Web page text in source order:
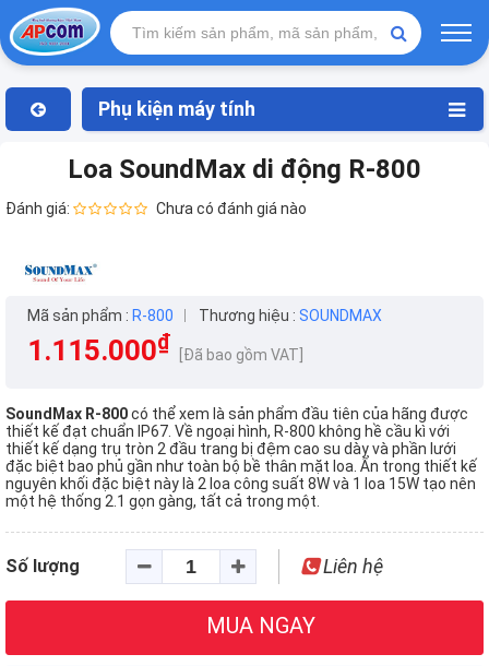
Phụ kiện máy tính
Loa SoundMax di động R-800
Đánh giá: Chưa có đánh giá nào
Mã sản phẩm : R-800 Thương hiệu : SOUNDMAX
1.115.000₫ [Đã bao gồm VAT]
SoundMax R-800có thể xem là sản phẩm đầu tiên của hãng được
thiết kế đạt chuẩn IP67. Về ngoại hình, R-800 không hề cầu kì với
thiết kế dạng trụ tròn 2 đầu trang bị đệm cao su dày và phần lưới
đặc biệt bao phủ gần như toàn bộ bề thân mặt loa. Ẩn trong thiết kế
nguyên khối đặc biệt này là 2 loa công suất 8W và 1 loa 15W tạo nên
một hệ thống 2.1 gọn gàng, tất cả trong một.
Số lượng Liên hệ
MUA NGAY